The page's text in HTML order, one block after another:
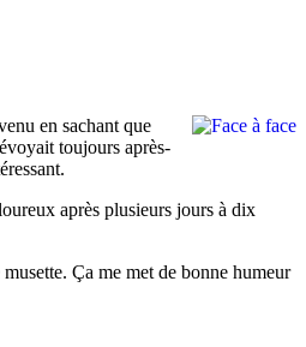
en sachant que
toujours après-
après plusieurs jours à dix
Ça me met de bonne humeur